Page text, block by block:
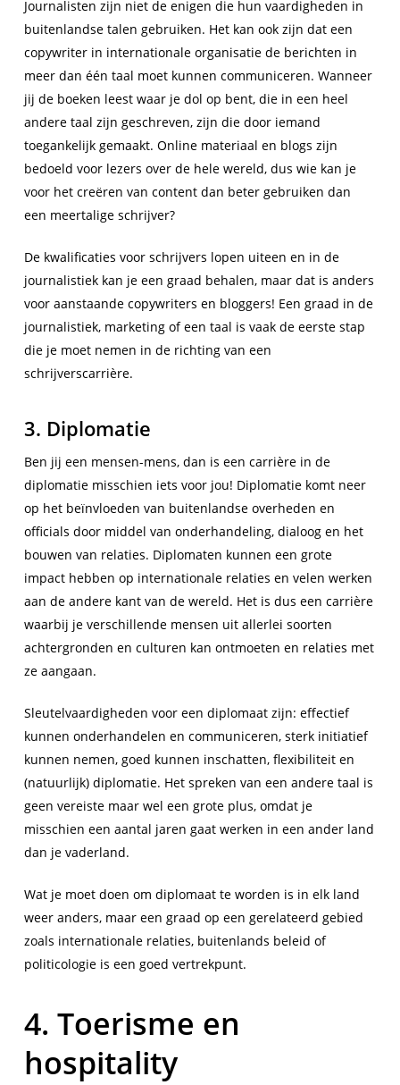
Journalisten zijn niet de enigen die hun vaardigheden in
buitenlandse talen gebruiken. Het kan ook zijn dat een
copywriter in internationale organisatie de berichten in
meer dan één taal moet kunnen communiceren. Wanneer
jij de boeken leest waar je dol op bent, die in een heel
andere taal zijn geschreven, zijn die door iemand
toegankelijk gemaakt. Online materiaal en blogs zijn
bedoeld voor lezers over de hele wereld, dus wie kan je
voor het creëren van content dan beter gebruiken dan
een meertalige schrijver?
De kwalificaties voor schrijvers lopen uiteen en in de
journalistiek kan je een graad behalen, maar dat is anders
voor aanstaande copywriters en bloggers! Een graad in de
journalistiek, marketing of een taal is vaak de eerste stap
die je moet nemen in de richting van een
schrijverscarrière.
3. Diplomatie
Ben jij een mensen-mens, dan is een carrière in de
diplomatie misschien iets voor jou! Diplomatie komt neer
op het beïnvloeden van buitenlandse overheden en
officials door middel van onderhandeling, dialoog en het
bouwen van relaties. Diplomaten kunnen een grote
impact hebben op internationale relaties en velen werken
aan de andere kant van de wereld. Het is dus een carrière
waarbij je verschillende mensen uit allerlei soorten
achtergronden en culturen kan ontmoeten en relaties met
ze aangaan.
Sleutelvaardigheden voor een diplomaat zijn: effectief
kunnen onderhandelen en communiceren, sterk initiatief
kunnen nemen, goed kunnen inschatten, flexibiliteit en
(natuurlijk) diplomatie. Het spreken van een andere taal is
geen vereiste maar wel een grote plus, omdat je
misschien een aantal jaren gaat werken in een ander land
dan je vaderland.
Wat je moet doen om diplomaat te worden is in elk land
weer anders, maar een graad op een gerelateerd gebied
zoals internationale relaties, buitenlands beleid of
politicologie is een goed vertrekpunt.
4. Toerisme en
hospitality